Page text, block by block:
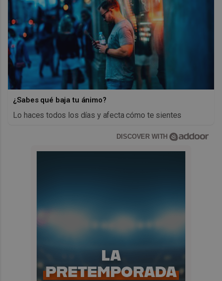
¿Sabes qué baja tu ánimo?
Lo haces todos los días y afecta cómo te sientes
DISCOVER WITH